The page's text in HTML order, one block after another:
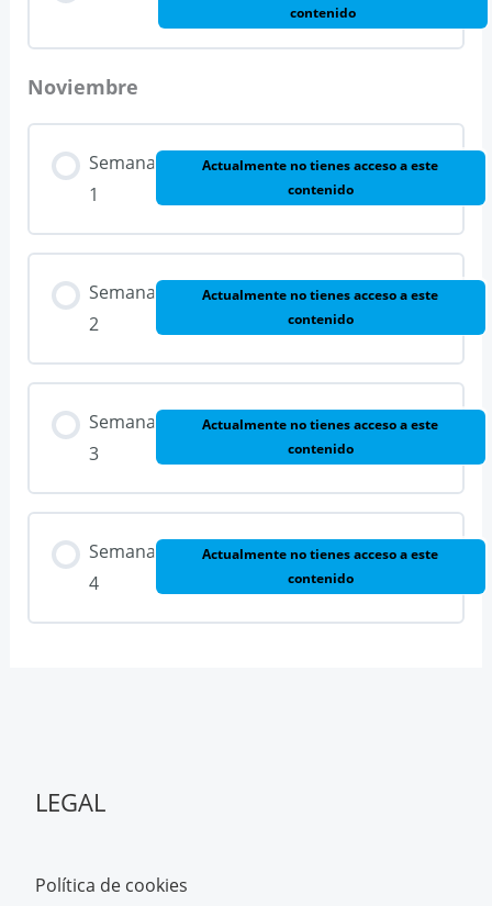
contenido
Noviembre
Semana
1
Actualmente no tienes acceso a este
contenido
Semana
2
Actualmente no tienes acceso a este
contenido
Semana
3
Actualmente no tienes acceso a este
contenido
Semana
4
Actualmente no tienes acceso a este
contenido
LEGAL
Política de cookies